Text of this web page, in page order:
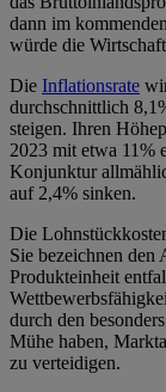
dann im
würde die
Die Inflationsrate
durchschnittlich
steigen. Ihren
2023 mit etwa 11%
Konjunktur
auf 2,4% sinken.
Die
Sie bezeichnen den
Produkteinheit
durch den
Mühe haben,
zu verteidigen.